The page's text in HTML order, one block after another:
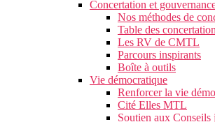
Concertation et
Nos méthodes de
Table des
Les RV de CMTL
Parcours inspirants
Boîte à outils
Vie démocratique
Renforcer la vie
Cité Elles MTL
Soutien aux Conseils